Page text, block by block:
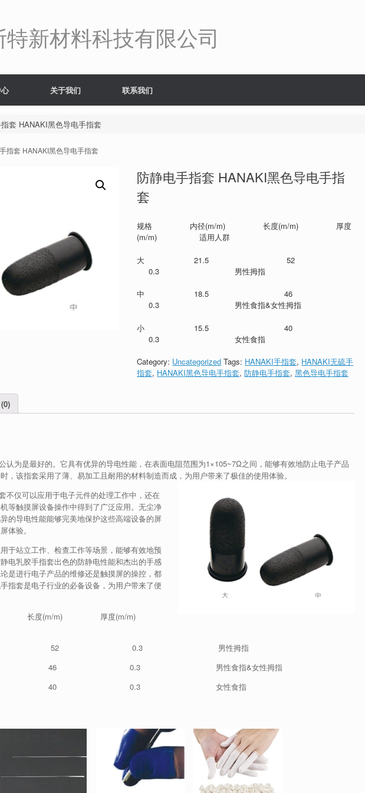
新材料科技有限公司
关于我们 联系我们
套 HANAKI黑色导电手指套
指套 HANAKI黑色导电手指套
防静电手指套 HANAKI黑色导电手指
套
规格 内径(m/m) 长度(m/m) 厚度
(m/m) 适用人群
大 21.5 52
0.3 男性拇指
中 18.5 46
0.3 男性食指&女性拇指
小 15.5 40
0.3 女性食指
Category: Uncategorized Tags: HANAKI手指套, HANAKI无硫手
指套, HANAKI黑色导电手指套,防静电手指套,黑色导电手指套
认为是最好的。它具有优异的导电性能，在表面电阻范围为1×105~7Ω之间，能够有效地防止电子产品
，该指套采用了薄、易加工且耐用的材料制造而成，为用户带来了极佳的使用体验。
不仅可以应用于电子元件的处理工作中，还在
等触摸屏设备操作中得到了广泛应用。无尘净
的导电性能能够完美地保护这些高端设备的屏
体验。
于站立工作、检查工作等场景，能够有效地预
电乳胶手指套出色的防静电性能和杰出的手感
是进行电子产品的维修还是触摸屏的操控，都
指套是电子行业的必备设备，为用户带来了便
长度(m/m) 厚度(m/m)
52 0.3 男性拇指
0.3 男性食指&女性拇指
40 0.3 女性食指